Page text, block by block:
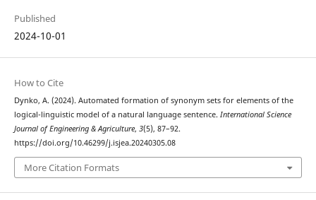
Published
2024-10-01
How to Cite
Dynko, A. (2024). Automated formation of synonym sets for elements of the
logical-linguistic model of a natural language sentence. International Science
Journal of Engineering & Agriculture, 3(5), 87–92.
https://doi.org/10.46299/j.isjea.20240305.08
More Citation Formats